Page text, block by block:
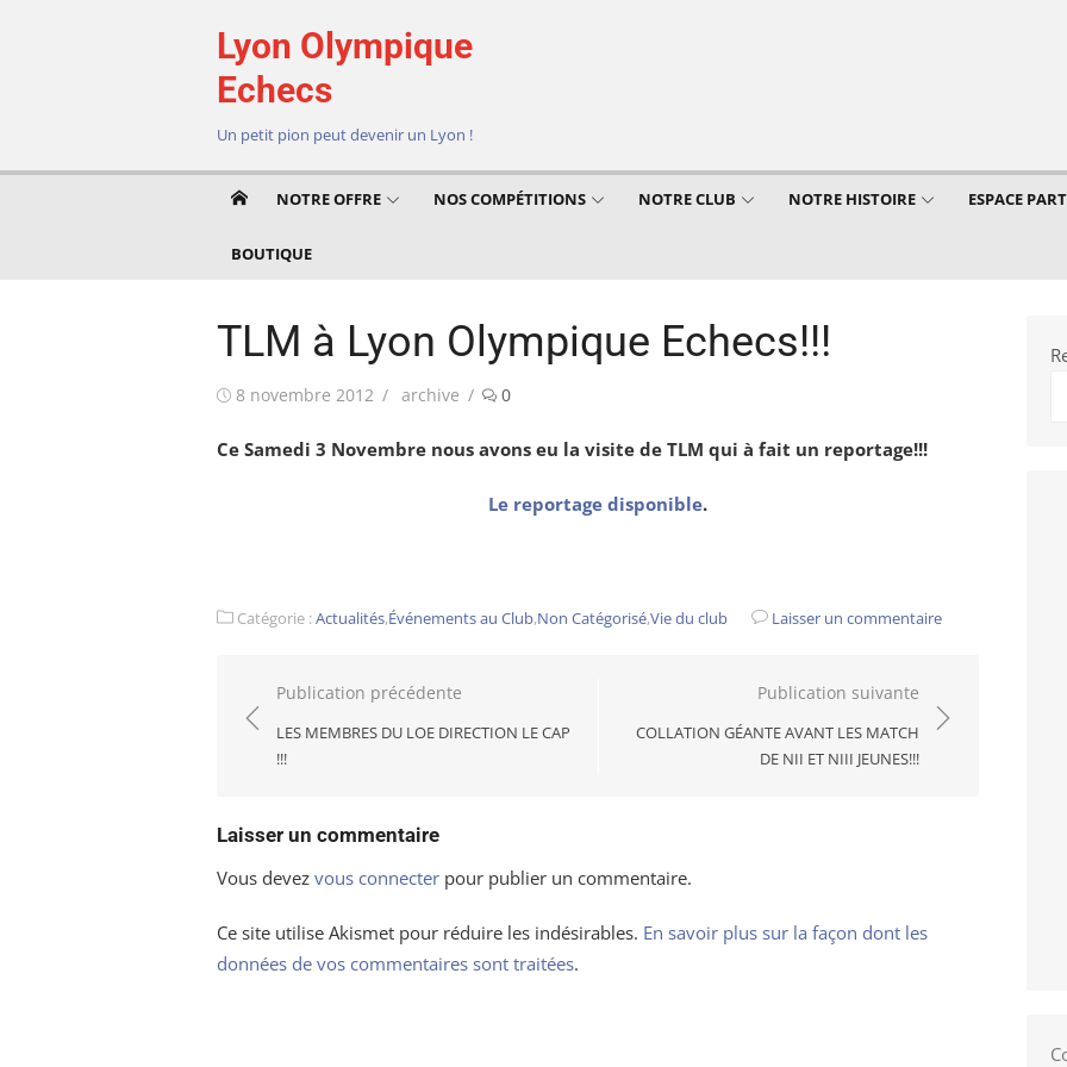
Lyon Olympique
Echecs
Un petit pion peut devenir un Lyon !
NOTRE OFFRE NOS COMPÉTITIONS NOTRE CLUB NOTRE HISTOIRE ESPACE
BOUTIQUE
TLM à Lyon Olympique Echecs!!!
Publié
8 novembre 2012 Auteur/autrice
archive 0
Ce Samedi 3 Novembre nous avons eu la visite de TLM qui à fait un reportage!!!
Le reportage disponible.
Catégorie :Actualités,Événements au Club,Non Catégorisé,Vie du club Laisser un commentaire
Navigation
de
l’article
Publication précédente
LES MEMBRES DU LOE DIRECTION LE CAP
!!!
Publication suivante
COLLATION GÉANTE AVANT LES MATCH
DE NII ET NIII JEUNES!!!
Laisser un commentaire
Vous devez vous connecter pour publier un commentaire.
Ce site utilise Akismet pour réduire les indésirables. En savoir plus sur la façon dont les
données de vos commentaires sont traitées.